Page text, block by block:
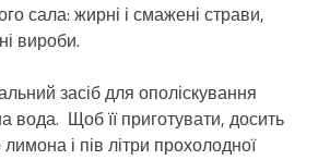
сала: жирні і смажені страви,
вироби.
засіб для ополіскування
вода. Щоб її приготувати, досить
і пів літри прохолодної